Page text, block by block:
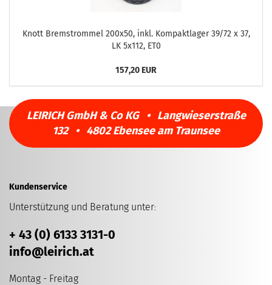
Knott Bremstrommel 200x50, inkl. Kompaktlager 39/72 x 37,
LK 5x112, ET0
157,20 EUR
LEIRICH GmbH & Co KG • Langwieserstraße
132 • 4802 Ebensee am Traunsee
Kundenservice
Unterstützung und Beratung unter:
+ 43 (0) 6133 3131-0
info@leirich.at
Montag - Freitag